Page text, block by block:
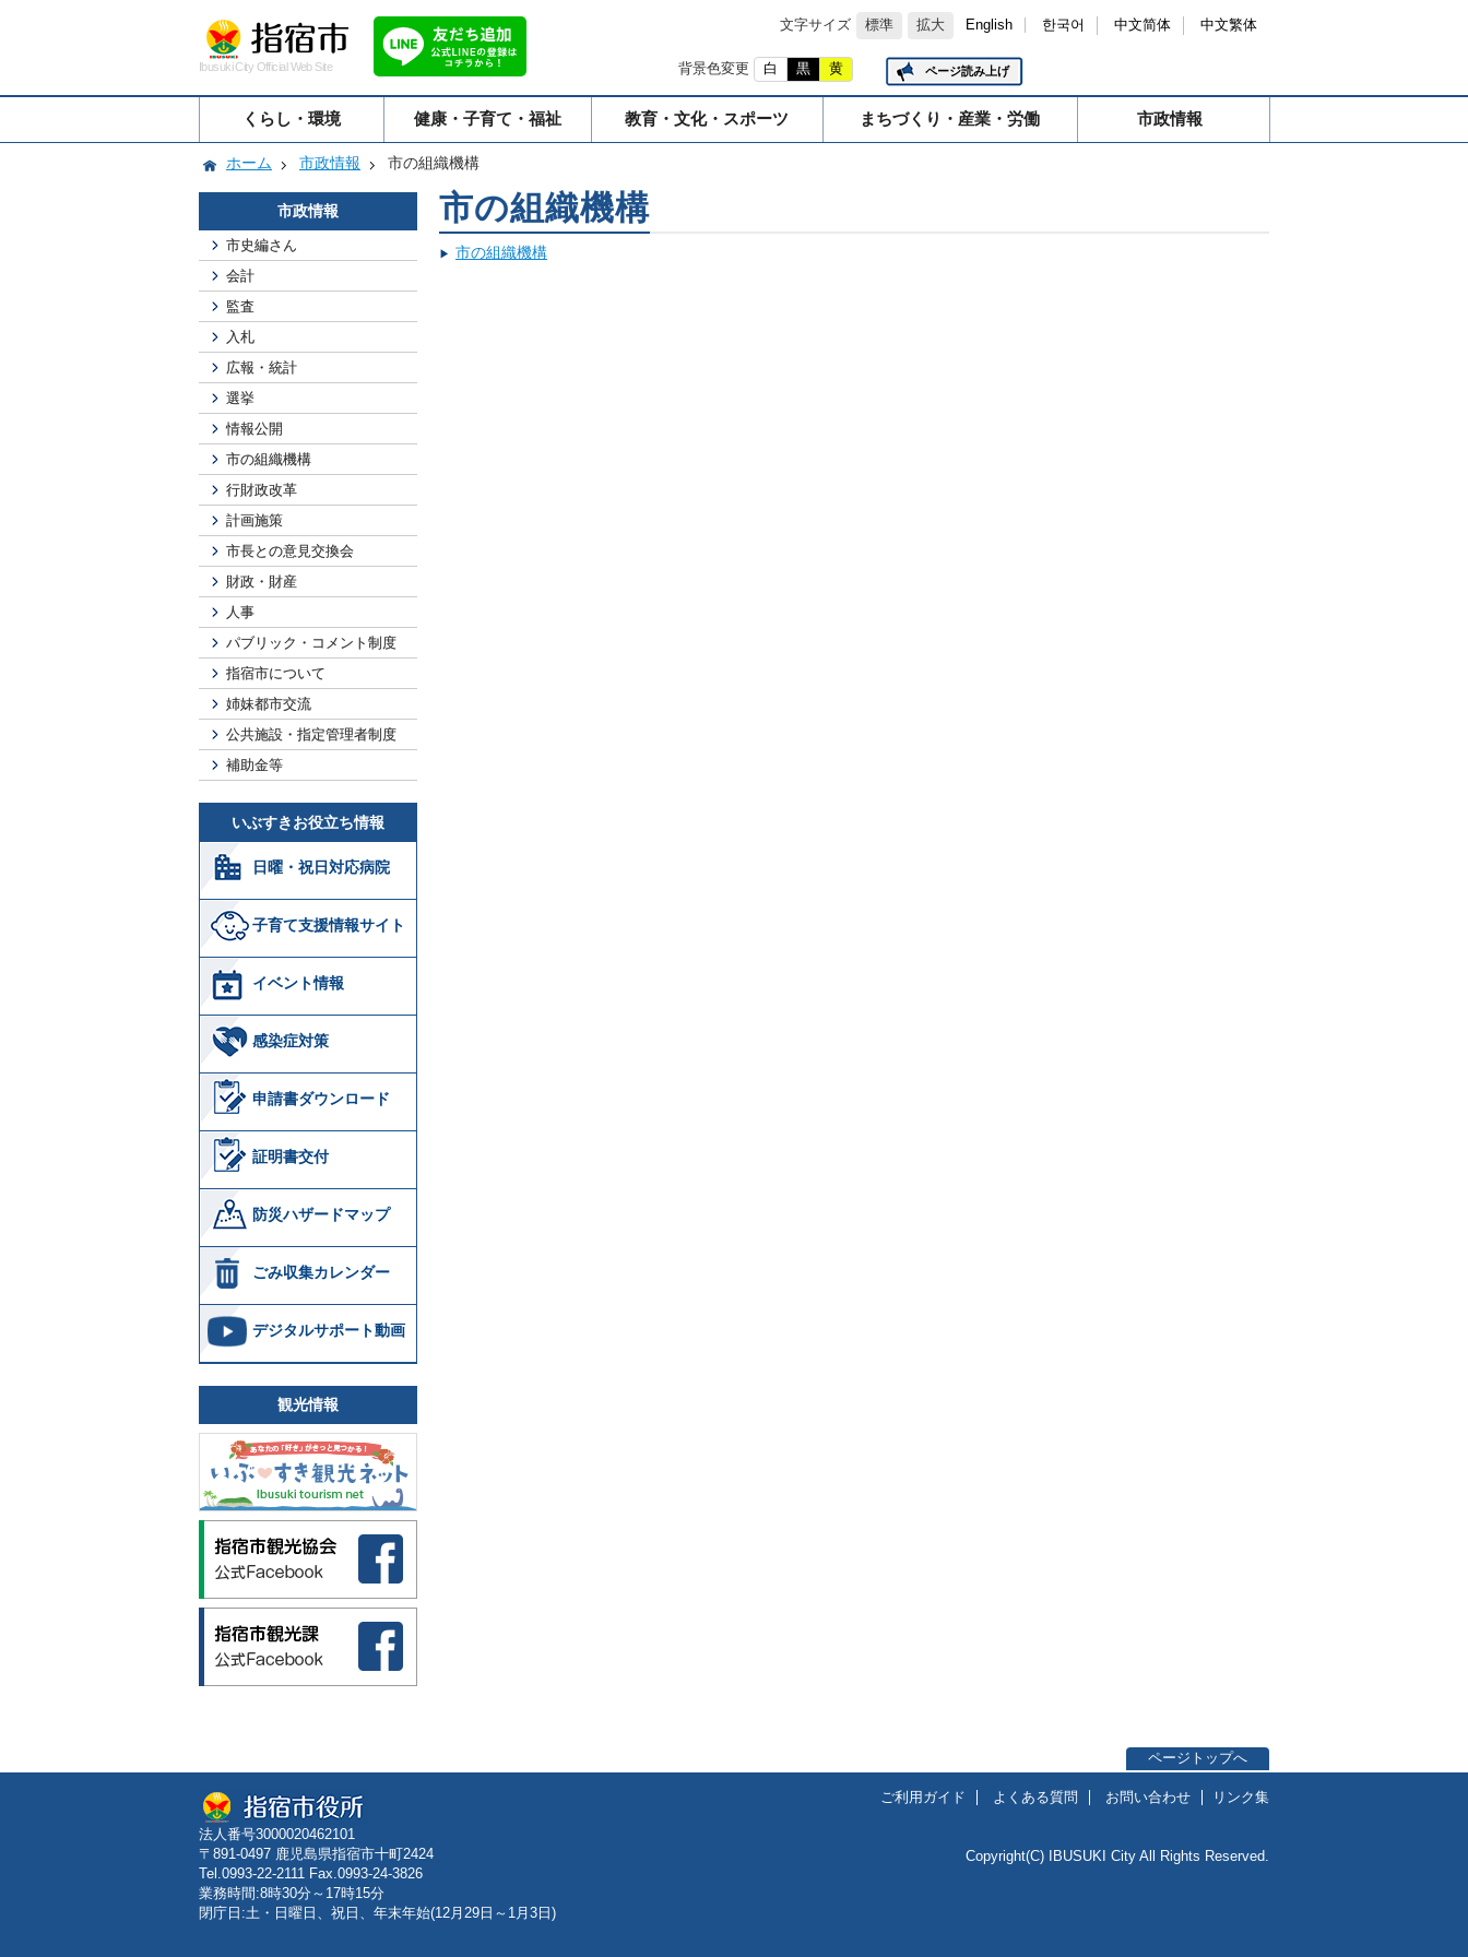
文字サイズ 標準 拡大 English 한국어 中文简体 中文繁体
Ibusuki City Official Web Site 背景色変更 白 黒 黄 ページ読み上げ
くらし・環境 健康・子育て・福祉 教育・文化・スポーツ まちづくり・産業・労働 市政情報
ホーム 市政情報 市の組織機構
市政情報
市史編さん
会計
監査
入札
広報・統計
選挙
情報公開
市の組織機構
行財政改革
計画施策
市長との意見交換会
財政・財産
人事
パブリック・コメント制度
指宿市について
姉妹都市交流
公共施設・指定管理者制度
補助金等
いぶすきお役立ち情報
日曜・祝日対応病院
子育て支援情報サイト
イベント情報
感染症対策
申請書ダウンロード
証明書交付
防災ハザードマップ
ごみ収集カレンダー
デジタルサポート動画
観光情報
市の組織機構
市の組織機構
ページトップへ
法人番号3000020462101
〒891-0497 鹿児島県指宿市十町2424
Tel.0993-22-2111 Fax.0993-24-3826
業務時間:8時30分～17時15分
閉庁日:土・日曜日、祝日、年末年始(12月29日～1月3日)
ご利用ガイド よくある質問 お問い合わせ リンク集
Copyright(C) IBUSUKI City All Rights Reserved.